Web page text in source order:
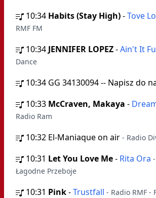
10:34 Habits (Stay High)-Tove Lo
RMF FM
10:34 JENNIFER LOPEZ-Ain't It
Dance
10:34 GG 34130094 -- Napisz do
10:33 McCraven, Makaya -
Radio Ram
10:32 El-Maniaque on air - Radio
10:31 Let You Love Me- Rita Ora
Łagodne Przeboje
10:31 Pink-Trustfall - Radio RMF -